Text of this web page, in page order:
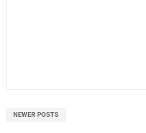
NEWER POSTS